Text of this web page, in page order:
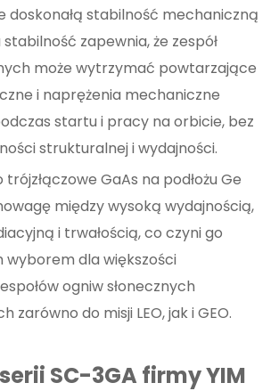
doskonałą stabilność mechaniczną
zapewnia, że ​​zespół
może wytrzymać powtarzające
i naprężenia mechaniczne
startu i pracy na orbicie, bez
strukturalnej i wydajności.
GaAs na podłożu Ge
między wysoką wydajnością,
i trwałością, co czyni go
dla większości
ogniw słonecznych
zarówno do misji LEO, jak i GEO.
SC-3GA firmy YIM